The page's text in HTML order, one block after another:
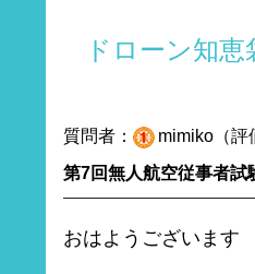
ドローン知
質問者：
mimiko（評
第7回無人航空従事者試
おはようございます